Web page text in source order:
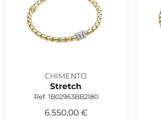
CHIMENTO
Stretch
Ref. 1B02963BB2180
6.550,00 €